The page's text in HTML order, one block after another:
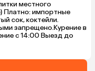
местного
Платно: импортные
сок, коктейли.
запрещено. ​​​​​​​​Курение в
с 14:00 Выезд до